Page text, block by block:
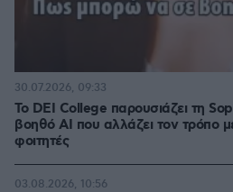
Το DEI College παρουσιάζει τη
βοηθό AI που αλλάζει τον τρόπο
φοιτητές
30.07.2026, 09:33
03.08.2026, 10:56